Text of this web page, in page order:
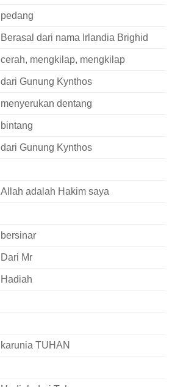
pedang
Berasal dari nama Irlandia Brighid
cerah, mengkilap, mengkilap
dari Gunung Kynthos
menyerukan dentang
bintang
dari Gunung Kynthos
Allah adalah Hakim saya
bersinar
Dari Mr
Hadiah
karunia TUHAN